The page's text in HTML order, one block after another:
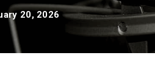
20, 2026